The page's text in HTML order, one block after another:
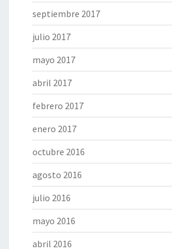
septiembre 2017
julio 2017
mayo 2017
abril 2017
febrero 2017
enero 2017
octubre 2016
agosto 2016
julio 2016
mayo 2016
abril 2016